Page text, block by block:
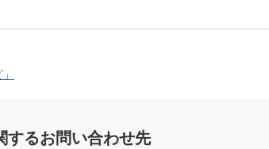
するお問い合わせ先